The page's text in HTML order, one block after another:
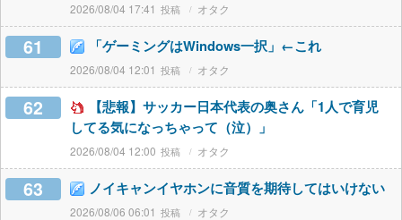
2026/08/04 17:41 オタク
61 「ゲーミングはWindows一択」←これ
2026/08/04 12:01 オタク
62
【悲報】サッカー日本代表の奥さん「1人で育児
してる気になっちゃって（泣）」
2026/08/04 12:00 オタク
63 ノイキャンイヤホンに音質を期待してはいけない
2026/08/06 06:01 オタク